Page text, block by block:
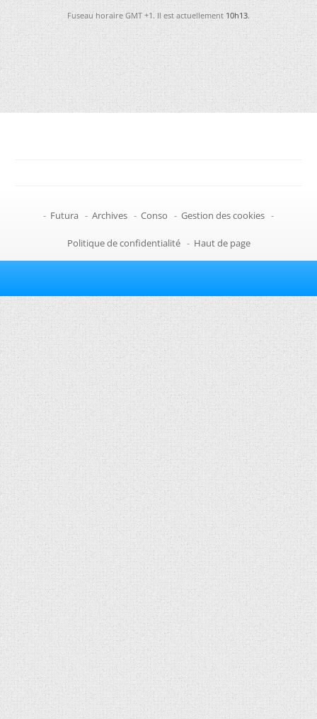
Fuseau horaire GMT +1. Il est actuellement10h13.
- Futura - Archives - Conso - Gestion des cookies -
Politique de confidentialité - Haut de page